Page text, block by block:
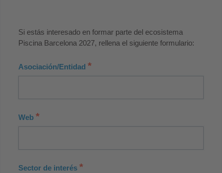
Si estás interesado en formar parte del ecosistema
Piscina Barcelona 2027, rellena el siguiente formulario:
Asociación/Entidad *
Web *
Sector de interés *